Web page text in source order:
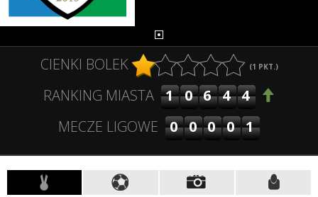
CIENKI BOLEK (1 PKT.)
RANKING MIASTA 10644
MECZE LIGOWE
00001